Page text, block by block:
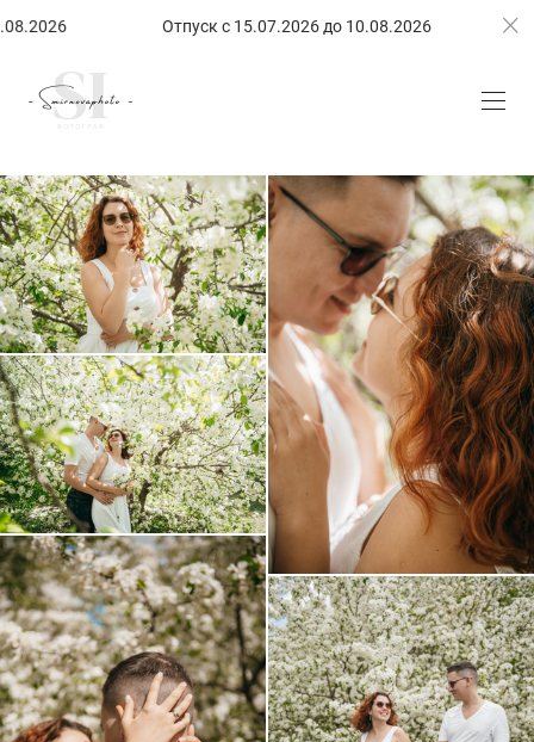
Отпуск с 15.07.2026 до 10.08.2026